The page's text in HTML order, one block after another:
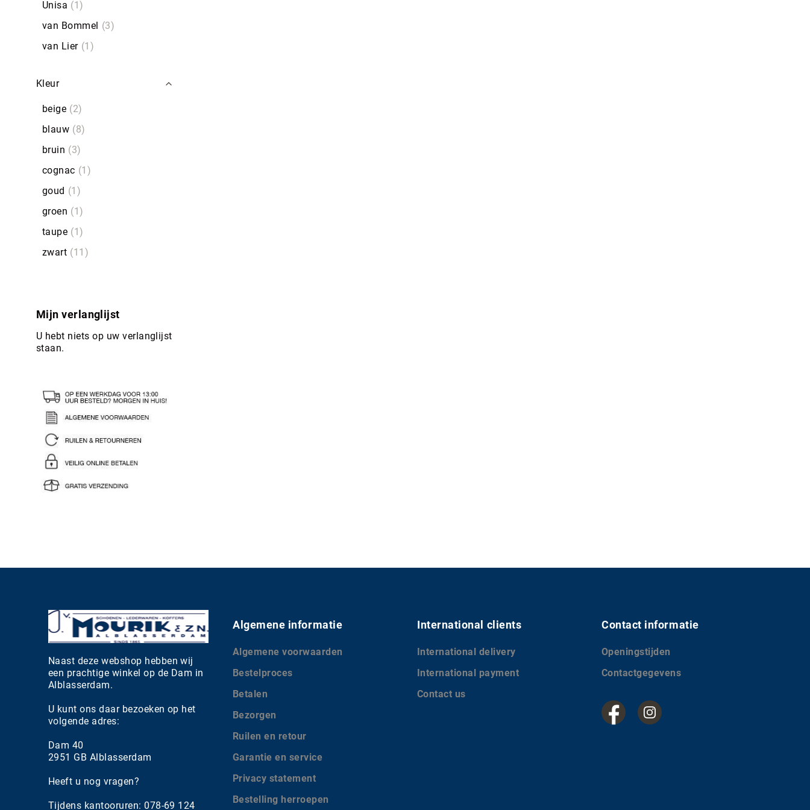
Unisa
1
van Bommel
3
van Lier 1
Kleur
beige
2
blauw
8
bruin
3
cognac
1
goud
1
groen
1
taupe
1
zwart
11
Mijn verlanglijst
U hebt niets op uw verlanglijst
staan.
Naast deze webshop hebben wij
een prachtige winkel op de Dam in
Alblasserdam.
U kunt ons daar bezoeken op het
volgende adres:
Dam 40
2951 GB Alblasserdam
Heeft u nog vragen?
Tijdens kantooruren: 078-69 124
Algemene informatie
Algemene voorwaarden
Bestelproces
Betalen
Bezorgen
Ruilen en retour
Garantie en service
Privacy statement
Bestelling herroepen
International clients
International delivery
International payment
Contact us
Contact informatie
Openingstijden
Contactgegevens